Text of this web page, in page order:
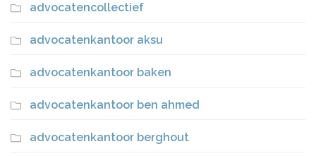
advocatencollectief
advocatenkantoor aksu
advocatenkantoor baken
advocatenkantoor ben ahmed
advocatenkantoor berghout